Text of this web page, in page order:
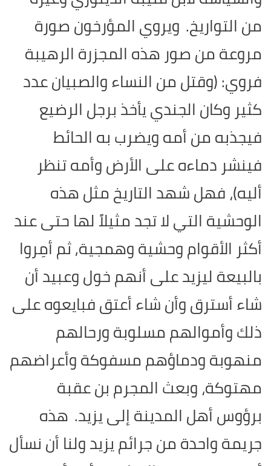
من التواريخ. ويروي المؤرخون صورة
مروعة من صور هذه المجزرة الرهيبة
فروي: (وقتل من النساء والصبيان عدد
كثير وكان الجندي يأخذ برجل الرضيع
فيجذبه من أمه ويضرب به الحائط
فينشر دماءه على الأرض وأمه تنظر
أليه)، فهل شهد التاريخ مثل هذه
الوحشية التي لا تجد مثيلاً لها حتى عند
أكثر الأقوام وحشية وهمجية, ثم أمِروا
بالبيعة ليزيد على أنهم خول وعبيد أن
شاء أسترق وأن شاء أعتق فبايعوه على
ذلك وأموالهم مسلوبة ورحالهم
منهوبة ودماؤهم مسفوكة وأعراضهم
مهتوكة، وبعث المجرم بن عقبة
برؤوس أهل المدينة إلى يزيد. هذه
جريمة واحدة من جرائم يزيد ولنا أن نسأل